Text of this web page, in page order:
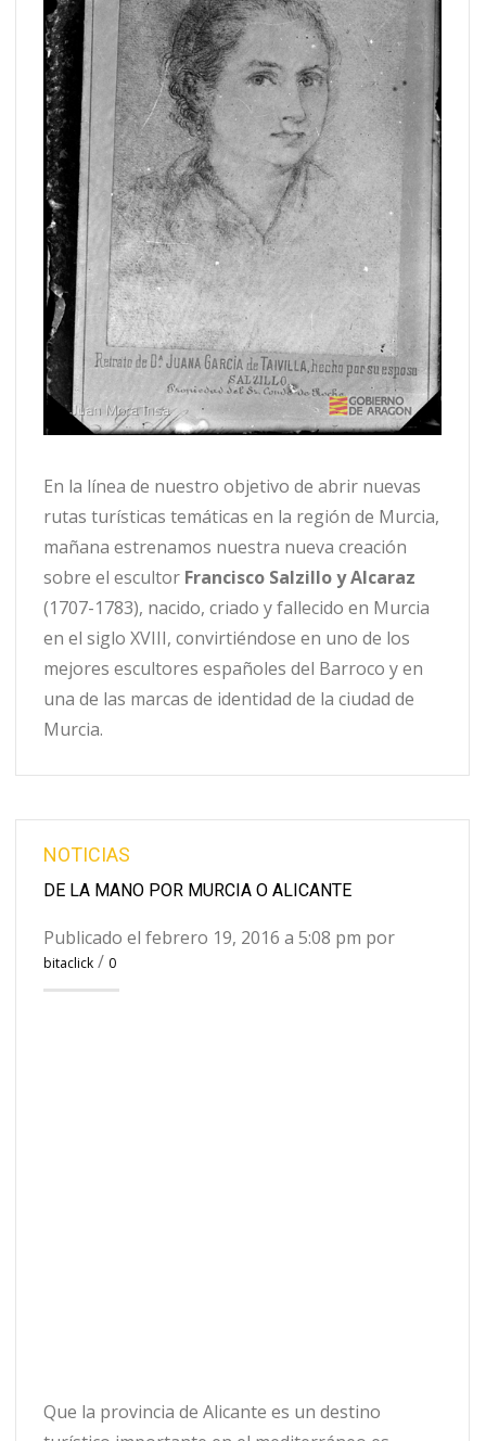
En la línea de nuestro objetivo de abrir nuevas
rutas turísticas temáticas en la región de Murcia,
mañana estrenamos nuestra nueva creación
sobre el escultor Francisco Salzillo y Alcaraz
(1707-1783), nacido, criado y fallecido en Murcia
en el siglo XVIII, convirtiéndose en uno de los
mejores escultores españoles del Barroco y en
una de las marcas de identidad de la ciudad de
Murcia.
NOTICIAS
DE LA MANO POR MURCIA O ALICANTE
Publicado el febrero 19, 2016 a 5:08 pm por
bitaclick / 0
Que la provincia de Alicante es un destino